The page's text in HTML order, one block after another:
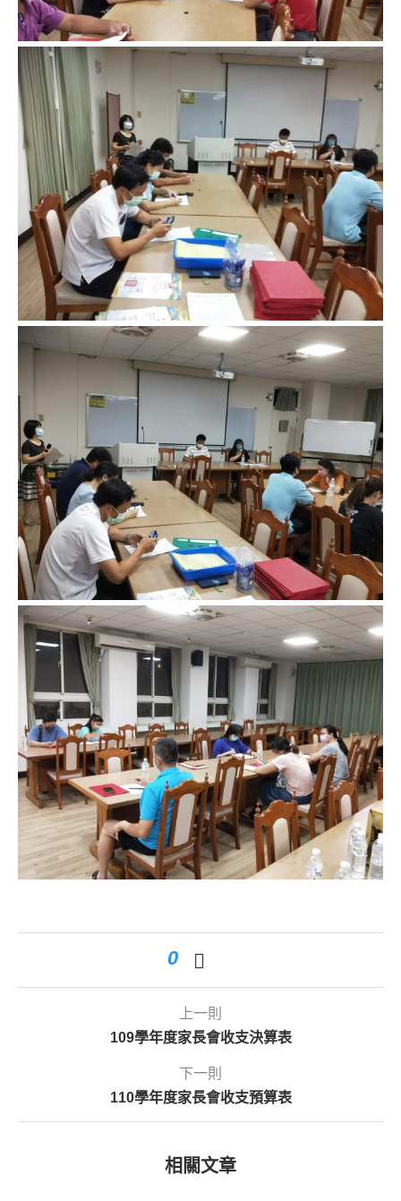
0
上一則
109學年度家長會收支決算表
下一則
110學年度家長會收支預算表
相關文章